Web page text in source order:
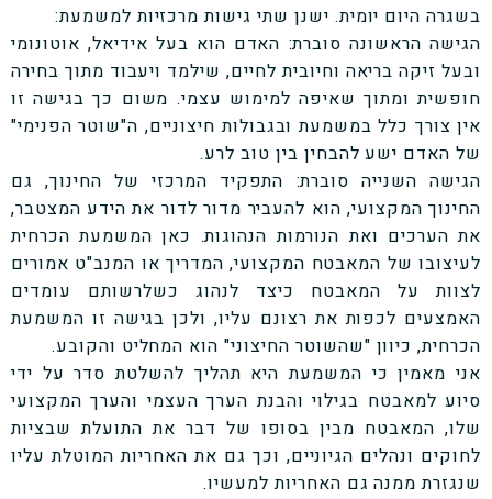
בשגרה היום יומית. ישנן שתי גישות מרכזיות למשמעת:
הגישה הראשונה סוברת: האדם הוא בעל אידיאל, אוטונומי
ובעל זיקה בריאה וחיובית לחיים, שילמד ויעבוד מתוך בחירה
חופשית ומתוך שאיפה למימוש עצמי. משום כך בגישה זו
אין צורך כלל במשמעת ובגבולות חיצוניים, ה"שוטר הפנימי"
של האדם ישע להבחין בין טוב לרע.
הגישה השנייה סוברת: התפקיד המרכזי של החינוך, גם
החינוך המקצועי, הוא להעביר מדור לדור את הידע המצטבר,
את הערכים ואת הנורמות הנהוגות. כאן המשמעת הכרחית
לעיצובו של המאבטח המקצועי, המדריך או המנב"ט אמורים
לצוות על המאבטח כיצד לנהוג כשלרשותם עומדים
האמצעים לכפות את רצונם עליו, ולכן בגישה זו המשמעת
הכרחית, כיוון "שהשוטר החיצוני" הוא המחליט והקובע.
אני מאמין כי המשמעת היא תהליך להשלטת סדר על ידי
סיוע למאבטח בגילוי והבנת הערך העצמי והערך המקצועי
שלו, המאבטח מבין בסופו של דבר את התועלת שבציות
לחוקים ונהלים הגיוניים, וכך גם את האחריות המוטלת עליו
שנגזרת ממנה גם האחריות למעשיו.